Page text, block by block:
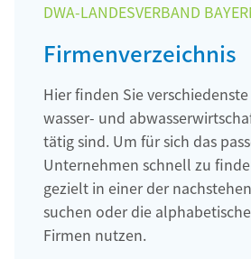
DWA-LANDESVERBAND
Firmenverzeichnis
Hier finden Sie
wasser- und
tätig sind. Um für sich das
Unternehmen schnell zu
gezielt in einer der
suchen oder die
Firmen nutzen.